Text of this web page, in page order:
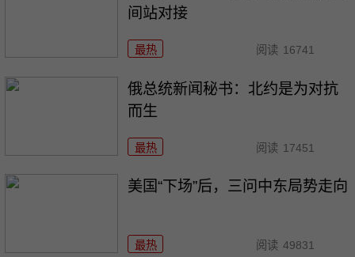
间站对接
最热 阅读 16741
俄总统新闻秘书：北约是为对抗
而生
最热 阅读 17451
美国“下场”后，三问中东局势走向
最热 阅读 49831